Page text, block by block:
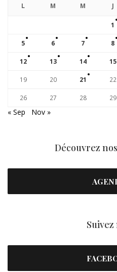
L M M J
1
5 6 7 8
12 13 14 15
19 20 21 22
26 27 28 29
« Sep Nov »
Découvrez
Suivez